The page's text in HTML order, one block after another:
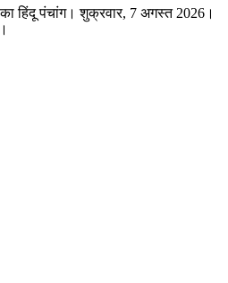
हिंदू पंचांग। शुक्रवार, 7 अगस्त 2026।